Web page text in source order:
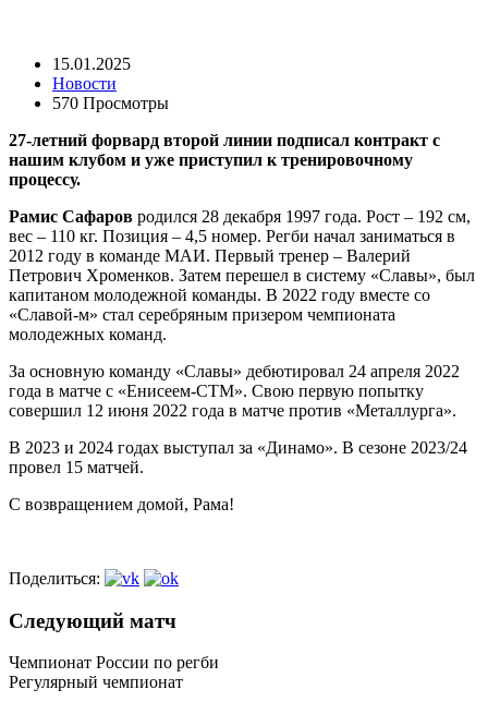
15.01.2025
Новости
570 Просмотры
27-летний форвард второй линии подписал контракт с
нашим клубом и уже приступил к тренировочному
процессу.
Рамис Сафаров родился 28 декабря 1997 года. Рост – 192 см,
вес – 110 кг. Позиция – 4,5 номер. Регби начал заниматься в
2012 году в команде МАИ. Первый тренер – Валерий
Петрович Хроменков. Затем перешел в систему «Славы», был
капитаном молодежной команды. В 2022 году вместе со
«Славой-м» стал серебряным призером чемпионата
молодежных команд.
За основную команду «Славы» дебютировал 24 апреля 2022
года в матче с «Енисеем-СТМ». Свою первую попытку
совершил 12 июня 2022 года в матче против «Металлурга».
В 2023 и 2024 годах выступал за «Динамо». В сезоне 2023/24
провел 15 матчей.
С возвращением домой, Рама!
Поделиться:
Следующий матч
Чемпионат России по регби
Регулярный чемпионат